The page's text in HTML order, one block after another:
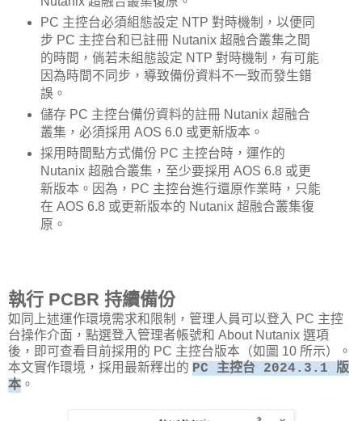
PC 主控台必須組態設定 NTP 對時機制，以便同
步 PC 主控台和已註冊 Nutanix 超融合叢集之間
的時間，倘若未組態設定 NTP 對時機制，有可能
因為時間不同步，導致備份資料不一致而發生錯
誤。
儲存 PC 主控台備份資料的註冊 Nutanix 超融合
叢集，必須採用 AOS 6.0 或更新版本。
採用時間點方式備份 PC 主控台時，運作的
Nutanix 超融合叢集，至少要採用 AOS 6.8 或更
新版本。因為，PC 主控台進行還原作業時，只能
在 AOS 6.8 或更新版本的 Nutanix 超融合叢集復
原。
執行 PCBR 持續備份
如同上述運作環境需求和限制，管理人員可以登入 PC 主控
台操作介面，點選登入管理者帳號和 About Nutanix 選項
後，即可查看目前採用的 PC 主控台版本（如圖 10 所示）。
本文實作環境，採用最新釋出的 PC 主控台 2024.3.1 版
本 。